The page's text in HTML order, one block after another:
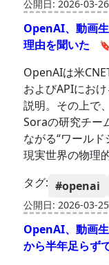
公開日: 2026-03-
OpenAI、動画
理由を聞いた
OpenAIは米
およびAPIにお
説明。その上で
Soraの研究チー
ながる“ワールド
現実世界の物理
タグ: #openai
公開日: 2026-03-
OpenAI、動画
から半年足らず